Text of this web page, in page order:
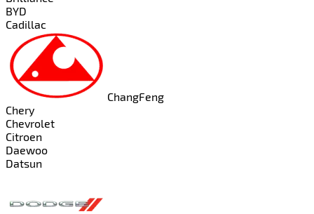
BYD
Cadillac
ChangFeng
Chery
Chevrolet
Citroen
Daewoo
Datsun